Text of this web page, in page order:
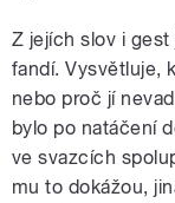
Z jejích slov i
fandí. Vysvětluje,
nebo proč jí
bylo po natáčení
ve svazcích
mu to dokážou,